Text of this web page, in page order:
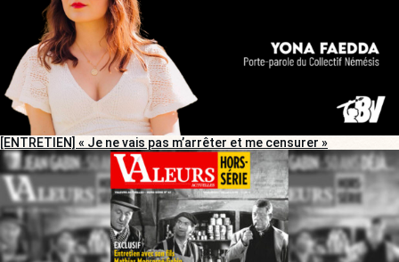
[ENTRETIEN] « Je ne vais pas m’arrêter et me censurer »